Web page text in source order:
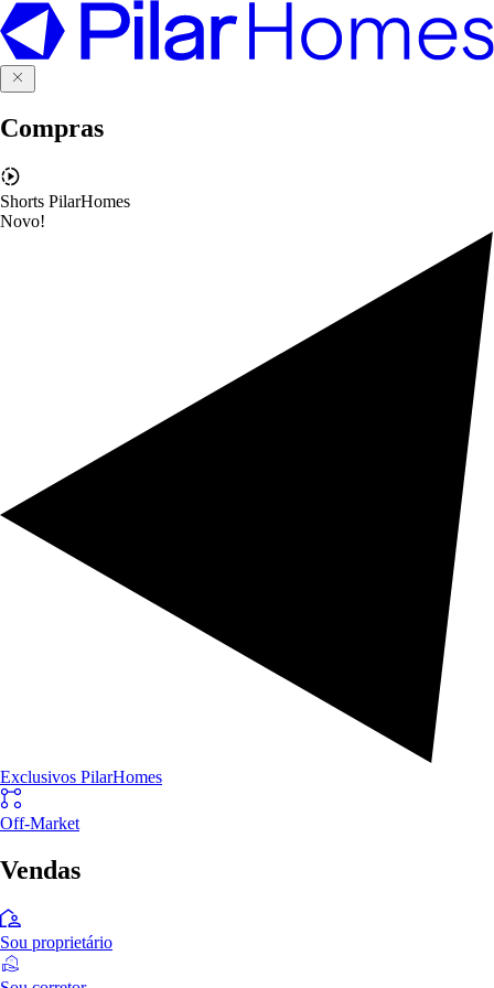
Compras
Shorts PilarHomes
Novo!
Exclusivos PilarHomes
Off-Market
Vendas
Sou proprietário